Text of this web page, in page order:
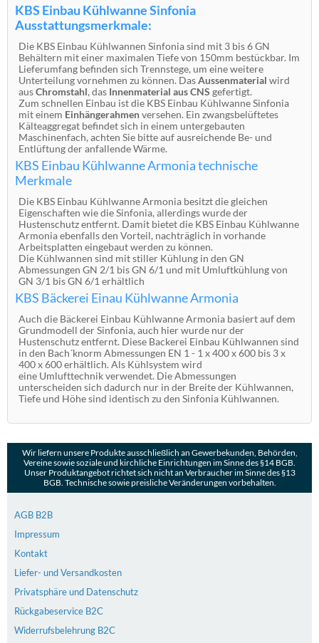
KBS Einbau Kühlwanne Sinfonia
Ausstattungsmerkmale:
Die KBS Einbau Kühlwannen Sinfonia sind mit 3 bis 6 GN
Behältern mit einer maximalen Tiefe von 150mm bestückbar. Im
Lieferumfang befinden sich Trennstege, um eine weitere
Unterteilung vornehmen zu können. DasAussenmaterial wird
ausChromstahl, das Innenmaterial aus CNS gefertigt.
Zum schnellen Einbau ist die KBS Einbau Kühlwanne Sinfonia
mit einem Einhängerahmenversehen. Ein zwangsbelüftetes
Kälteaggregat befindet sich in einem untergebauten
Maschinenfach, achten Sie bitte auf ausreichende Be- und
Entlüftung der anfallende Wärme.
KBS Einbau Kühlwanne Armonia technische
Merkmale
Die KBS Einbau Kühlwanne Armonia besitzt die gleichen
Eigenschaften wie die Sinfonia, allerdings wurde der
Hustenschutz entfernt. Damit bietet die KBS Einbau Kühlwanne
Armonia ebenfalls den Vorteil, nachträglich in vorhande
Arbeitsplatten eingebaut werden zu können.
Die Kühlwannen sind mit stiller Kühlung in den GN
Abmessungen GN 2/1 bis GN 6/1 und mit Umluftkühlung von
GN 3/1 bis GN 6/1 erhältlich
KBS Bäckerei Einau Kühlwanne Armonia
Auch die Bäckerei Einbau Kühlwanne Armonia basiert auf dem
Grundmodell der Sinfonia, auch hier wurde nur der
Hustenschutz entfernt. Diese Backerei Einbau Kühlwannen sind
in den Bach´knorm Abmessungen EN 1 - 1 x 400 x 600 bis 3 x
400 x 600 erhältlich. Als Kühlsystem wird
eine Umlufttechnik verwendet. Die Abmessungen
unterscheiden sich dadurch nur in der Breite der Kühlwannen,
Tiefe und Höhe sind identisch zu den Sinfonia Kühlwannen.
Wir liefern unsere Produkte ausschließlich an Gewerbekunden, Behörden,
Vereine sowie soziale und kirchliche Einrichtungen im Sinne des §14 BGB.
Unser Produktangebot richtet sich nicht an Verbraucher im Sinne des §13
BGB. Technische sowie preisliche Veränderungen vorbehalten.
AGB B2B
Impressum
Kontakt
Liefer- und Versandkosten
Privatsphäre und Datenschutz
Rückgabeservice B2C
Widerrufsbelehrung B2C